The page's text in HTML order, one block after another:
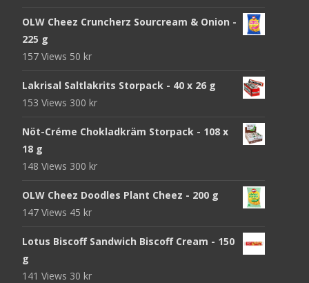
OLW Cheez Cruncherz Sourcream & Onion -
225 g
157 Views 50 kr
Lakrisal Saltlakrits Storpack - 40 x 26 g
153 Views 300 kr
Nöt-Créme Chokladkräm Storpack - 108 x
18 g
148 Views 300 kr
OLW Cheez Doodles Plant Cheez - 200 g
147 Views 45 kr
Lotus Biscoff Sandwich Biscoff Cream - 150
g
141 Views 30 kr